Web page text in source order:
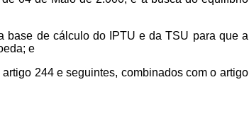
base de cálculo do IPTU e da TSU para que a
e
244 e seguintes, combinados com o artigo